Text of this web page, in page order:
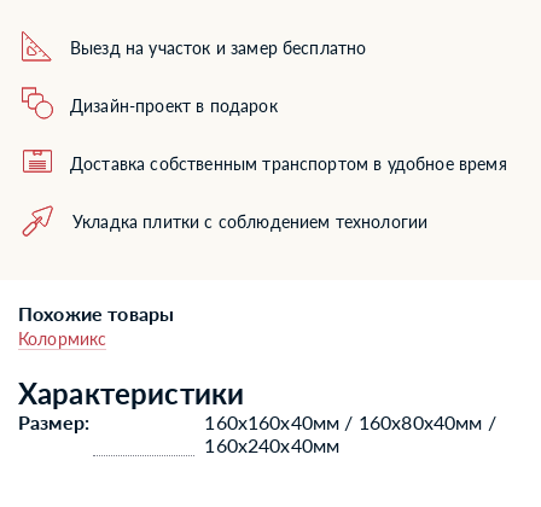
Выезд на участок и замер бесплатно
Дизайн-проект в подарок
Доставка собственным транспортом в удобное время
Укладка плитки с соблюдением технологии
Похожие товары
Колормикс
Характеристики
Размер:
160х160х40мм / 160х80х40мм /
160х240х40мм